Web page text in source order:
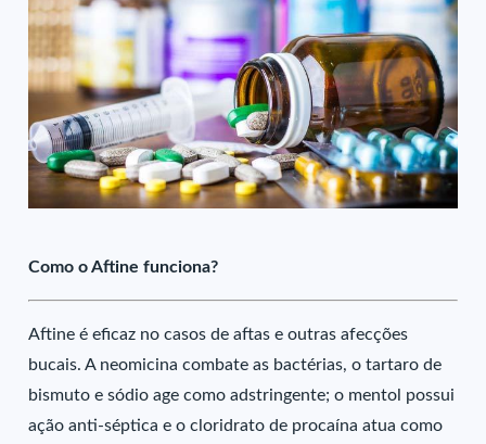
Como o Aftine funciona?
Aftine é eficaz no casos de aftas e outras afecções
bucais. A neomicina combate as bactérias, o tartaro de
bismuto e sódio age como adstringente; o mentol possui
ação anti-séptica e o cloridrato de procaína atua como